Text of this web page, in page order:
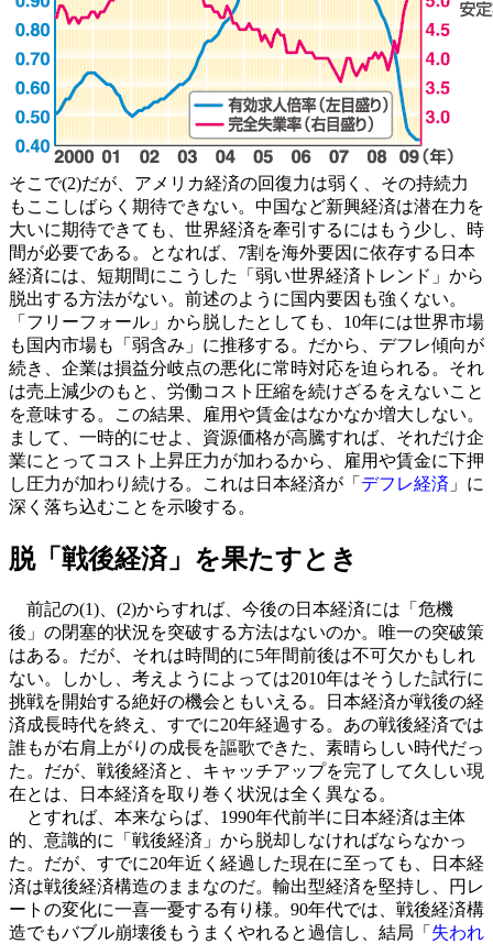
そこで(2)だが、アメリカ経済の回復力は弱く、その持続力
もここしばらく期待できない。中国など新興経済は潜在力を
大いに期待できても、世界経済を牽引するにはもう少し、時
間が必要である。となれば、7割を海外要因に依存する日本
経済には、短期間にこうした「弱い世界経済トレンド」から
脱出する方法がない。前述のように国内要因も強くない。
「フリーフォール」から脱したとしても、10年には世界市場
も国内市場も「弱含み」に推移する。だから、デフレ傾向が
続き、企業は損益分岐点の悪化に常時対応を迫られる。それ
は売上減少のもと、労働コスト圧縮を続けざるをえないこと
を意味する。この結果、雇用や賃金はなかなか増大しない。
まして、一時的にせよ、資源価格が高騰すれば、それだけ企
業にとってコスト上昇圧力が加わるから、雇用や賃金に下押
し圧力が加わり続ける。これは日本経済が「 デフレ経済 」に
深く落ち込むことを示唆する。
脱「戦後経済」を果たすとき
前記の(1)、(2)からすれば、今後の日本経済には「危機
後」の閉塞的状況を突破する方法はないのか。唯一の突破策
はある。だが、それは時間的に5年間前後は不可欠かもしれ
ない。しかし、考えようによっては2010年はそうした試行に
挑戦を開始する絶好の機会ともいえる。日本経済が戦後の経
済成長時代を終え、すでに20年経過する。あの戦後経済では
誰もが右肩上がりの成長を謳歌できた、素晴らしい時代だっ
た。だが、戦後経済と、キャッチアップを完了して久しい現
在とは、日本経済を取り巻く状況は全く異なる。
とすれば、本来ならば、1990年代前半に日本経済は主体
的、意識的に「戦後経済」から脱却しなければならなかっ
た。だが、すでに20年近く経過した現在に至っても、日本経
済は戦後経済構造のままなのだ。輸出型経済を堅持し、円レ
ートの変化に一喜一憂する有り様。90年代では、戦後経済構
造でもバブル崩壊後もうまくやれると過信し、結局「 失われ